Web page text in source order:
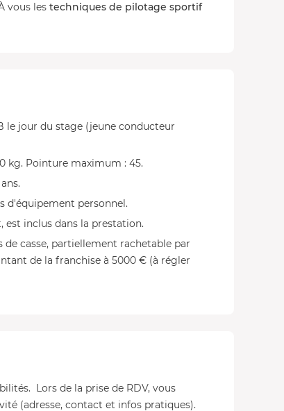
vous les techniques de pilotage sportif
le jour du stage (jeune conducteur
kg. Pointure maximum : 45.
d'équipement personnel.
est inclus dans la prestation.
casse, partiellement rachetable par
de la franchise à 5000 € (à régler
Lors de la prise de RDV, vous
(adresse, contact et infos pratiques).